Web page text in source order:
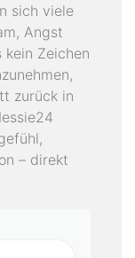
sich viele
Angst
Zeichen
zurück in
– direkt